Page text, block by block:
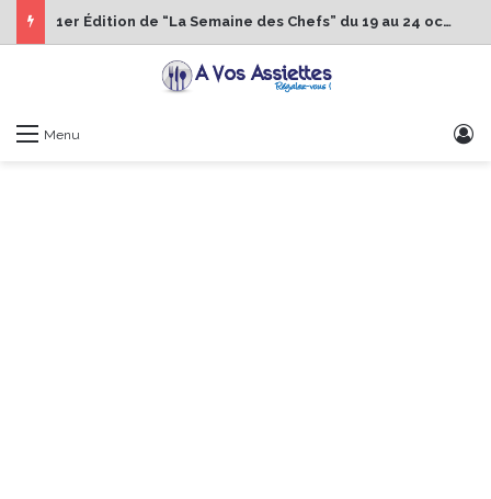
1er Édition de “La Semaine des Chefs” du 19 au 24 octobre 2026
Menu